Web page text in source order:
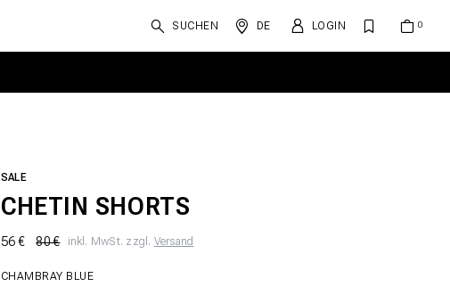
SUCHEN DE LOGIN
SALE
CHETIN SHORTS
56 € 80 € inkl. MwSt. zzgl. Versand
CHAMBRAY BLUE